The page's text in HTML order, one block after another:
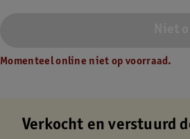
Momenteel online niet op voorraad.
Verkocht en verstuurd